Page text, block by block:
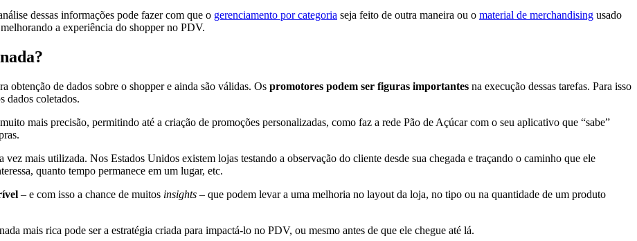
dessas informações pode fazer com que o gerenciamento por categoria seja feito de outra maneira ou o material de merchandising usado
a experiência do shopper no PDV.
obtenção de dados sobre o shopper e ainda são válidas. Os promotores podem ser figuras importantes na execução dessas tarefas. Para isso
dados coletados.
mais precisão, permitindo até a criação de promoções personalizadas, como faz a rede Pão de Açúcar com o seu aplicativo que “sabe”
vez mais utilizada. Nos Estados Unidos existem lojas testando a observação do cliente desde sua chegada e traçando o caminho que ele
quanto tempo permanece em um lugar, etc.
– e com isso a chance de muitos insights – que podem levar a uma melhoria no layout da loja, no tipo ou na quantidade de um produto
mais rica pode ser a estratégia criada para impactá-lo no PDV, ou mesmo antes de que ele chegue até lá.